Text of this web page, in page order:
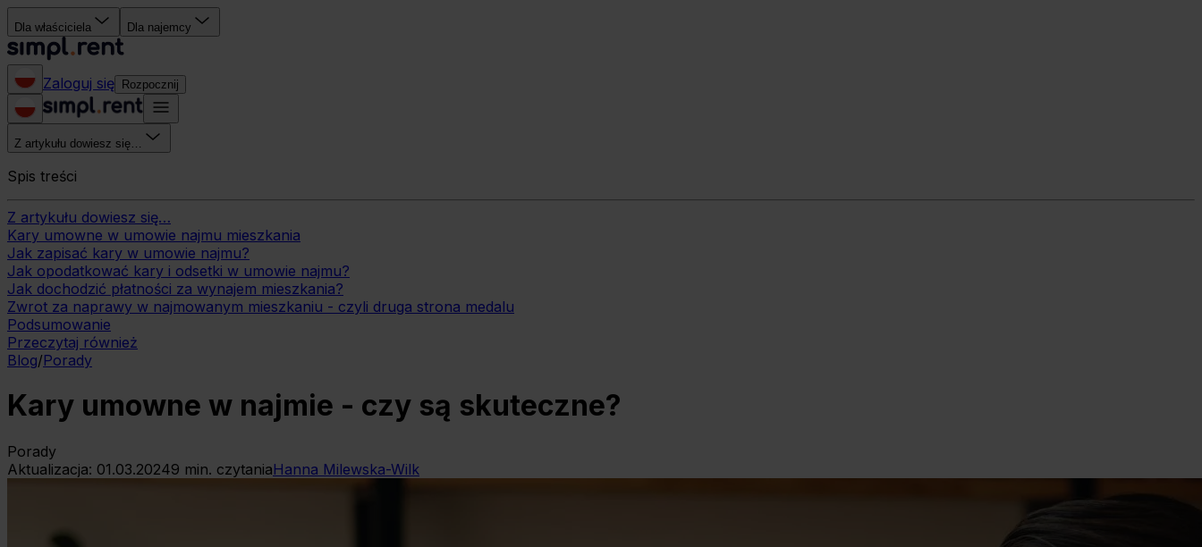
Dla właściciela Dla najemcy
Zaloguj się Rozpocznij
Z artykułu dowiesz się…
Spis treści
Z artykułu dowiesz się…
Kary umowne w umowie najmu mieszkania
Jak zapisać kary w umowie najmu?
Jak opodatkować kary i odsetki w umowie najmu?
Jak dochodzić płatności za wynajem mieszkania?
Zwrot za naprawy w najmowanym mieszkaniu - czyli druga strona medalu
Podsumowanie
Przeczytaj również
Blog/Porady
Kary umowne w najmie - czy są skuteczne?
Porady
Aktualizacja: 01.03.20249 min. czytaniaHanna Milewska-Wilk